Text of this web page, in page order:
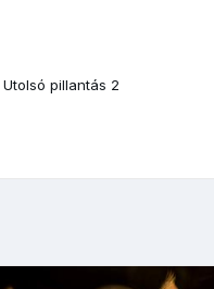
Utolsó pillantás 2